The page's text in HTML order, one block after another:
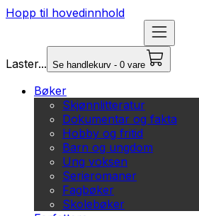
Hopp til hovedinnhold
Laster... Se handlekurv - 0 vare
Bøker
Skjønnlitteratur
Dokumentar og fakta
Hobby og fritid
Barn og ungdom
Ung voksen
Serieromaner
Fagbøker
Skolebøker